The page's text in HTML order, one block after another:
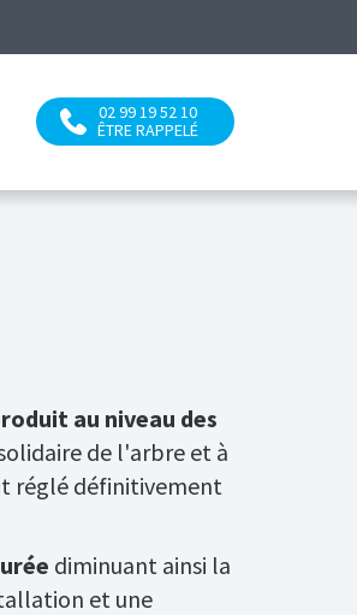
02 99 19 52 10
ÊTRE RAPPELÉ
au niveau des
de l'arbre et à
réglé définitivement
diminuant ainsi la
et une